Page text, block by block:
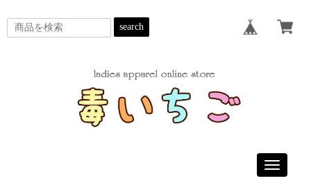
search
Toggle